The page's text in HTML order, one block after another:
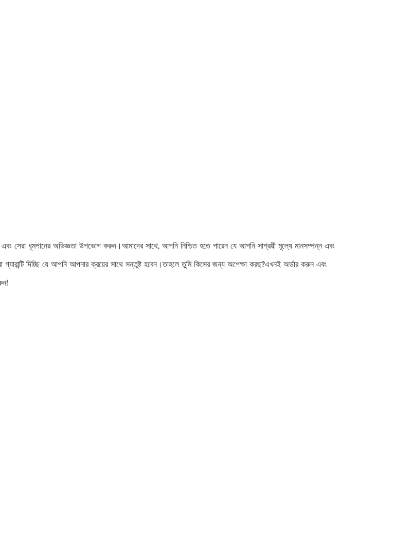
ধূমপানের অভিজ্ঞতা উপভোগ করুন।আমাদের সাথে, আপনি নিশ্চিত হতে পারেন যে আপনি সাশ্রয়ী মূল্যে মানসম্পন্ন এবং
গ্যারান্টি দিচ্ছি যে আপনি আপনার ক্রয়ের সাথে সন্তুষ্ট হবেন।তাহলে তুমি কিসের জন্য অপেক্ষা করছ?এখনই অর্ডার করুন এবং